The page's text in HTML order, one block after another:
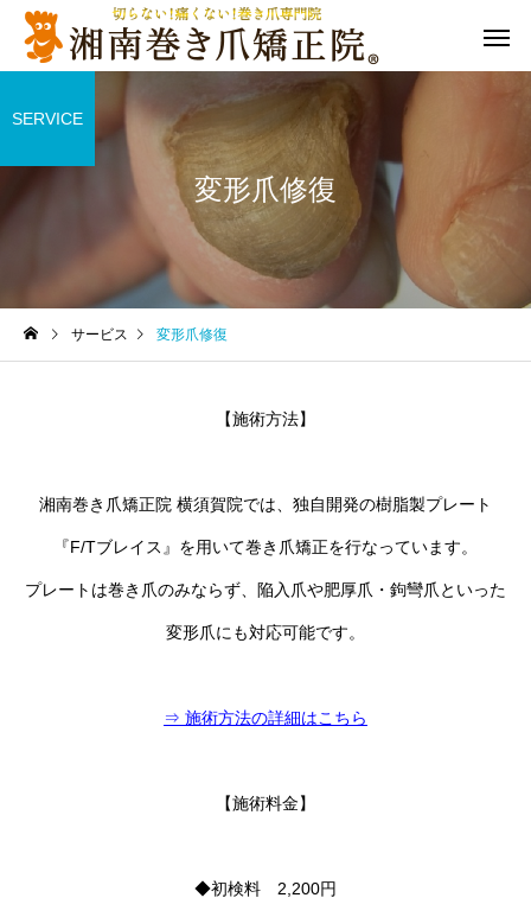
変形爪修復
SERVICE
サービス 変形爪修復
【施術方法】
湘南巻き爪矯正院 横須賀院では、独自開発の樹脂製プレート
『F/Tブレイス』を用いて巻き爪矯正を行なっています。
プレートは巻き爪のみならず、陥入爪や肥厚爪・鉤彎爪といった
変形爪にも対応可能です。
⇒ 施術方法の詳細はこちら
【施術料金】
◆初検料 2,200円